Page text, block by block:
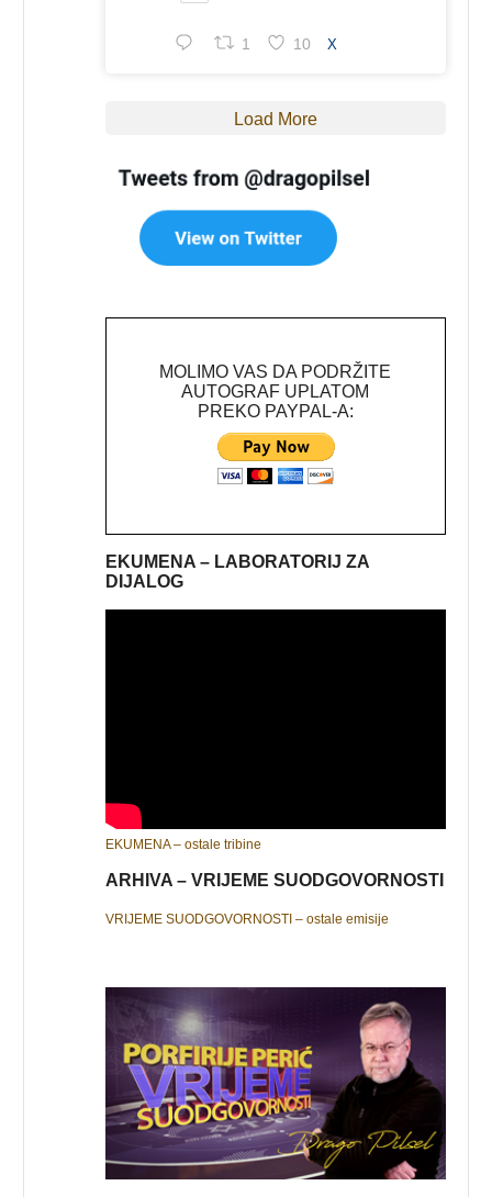
1 10 X
Load More
MOLIMO VAS DA PODRŽITE
AUTOGRAF UPLATOM
PREKO PAYPAL-A:
EKUMENA – LABORATORIJ ZA
DIJALOG
EKUMENA – ostale tribine
ARHIVA – VRIJEME SUODGOVORNOSTI
VRIJEME SUODGOVORNOSTI – ostale emisije